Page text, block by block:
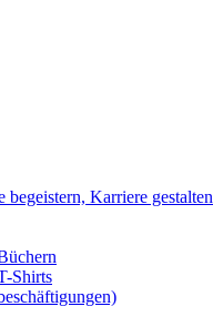
Karriere gestalten
Shirts